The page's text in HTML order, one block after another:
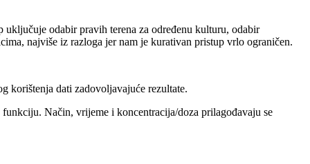
uključuje odabir pravih terena za određenu kulturu, odabir
najviše iz razloga jer nam je kurativan pristup vrlo ograničen.
korištenja dati zadovoljavajuće rezultate.
Način, vrijeme i koncentracija/doza prilagođavaju se